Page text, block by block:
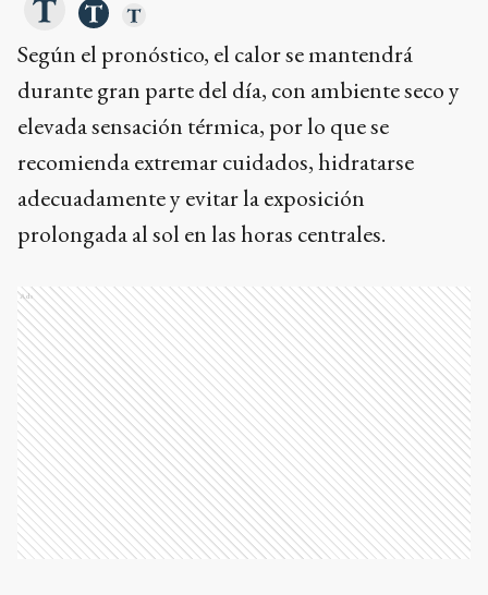
Según el pronóstico, el calor se mantendrá
durante gran parte del día, con ambiente seco y
elevada sensación térmica, por lo que se
recomienda extremar cuidados, hidratarse
adecuadamente y evitar la exposición
prolongada al sol en las horas centrales.
Ads